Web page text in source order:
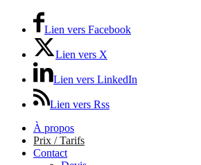
Lien vers Facebook
Lien vers X
Lien vers LinkedIn
Lien vers Rss
À propos
Prix / Tarifs
Contact